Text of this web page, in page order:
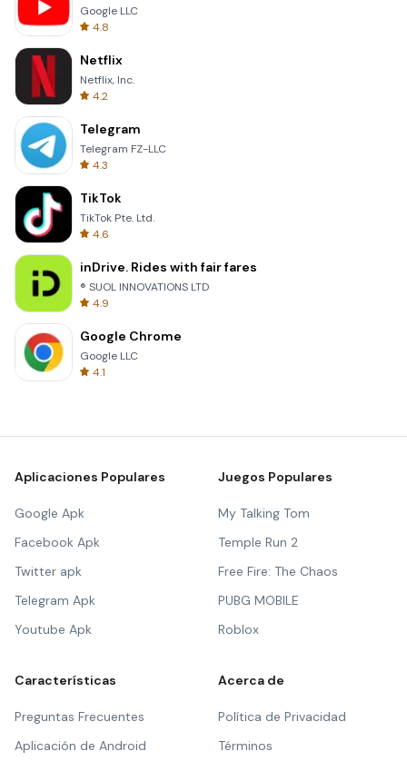
Google LLC
4.8
Netflix
Netflix, Inc.
4.2
Telegram
Telegram FZ-LLC
4.3
TikTok
TikTok Pte. Ltd.
4.6
inDrive. Rides with fair fares
® SUOL INNOVATIONS LTD
4.9
Google Chrome
Google LLC
4.1
Aplicaciones Populares
Google Apk
Facebook Apk
Twitter apk
Telegram Apk
Youtube Apk
Juegos Populares
My Talking Tom
Temple Run 2
Free Fire: The Chaos
PUBG MOBILE
Roblox
Características
Preguntas Frecuentes
Aplicación de Android
Acerca de
Política de Privacidad
Términos